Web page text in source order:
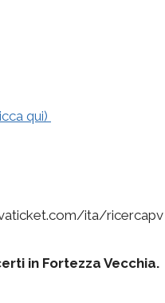
qui)
ita/ricercapv
in Fortezza Vecchia.